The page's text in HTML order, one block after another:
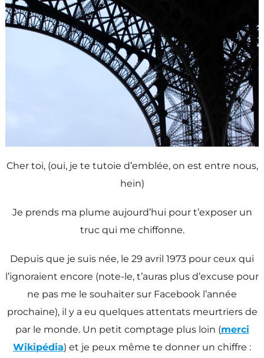
Cher toi, (oui, je te tutoie d’emblée, on est entre nous,
hein)
Je prends ma plume aujourd’hui pour t’exposer un
truc qui me chiffonne.
Depuis que je suis née, le 29 avril 1973 pour ceux qui
l’ignoraient encore (note-le, t’auras plus d’excuse pour
ne pas me le souhaiter sur Facebook l’année
prochaine), il y a eu quelques attentats meurtriers de
par le monde. Un petit comptage plus loin (merci
Wikipédia) et je peux même te donner un chiffre :